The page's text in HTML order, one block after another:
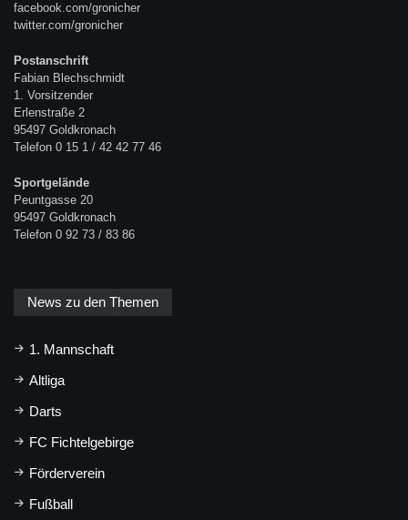
facebook.com/gronicher
twitter.com/gronicher
Postanschrift
Fabian Blechschmidt
1. Vorsitzender
Erlenstraße 2
95497 Goldkronach
Telefon 0 15 1 / 42 42 77 46
Sportgelände
Peuntgasse 20
95497 Goldkronach
Telefon 0 92 73 / 83 86
News zu den Themen
1. Mannschaft
Altliga
Darts
FC Fichtelgebirge
Förderverein
Fußball